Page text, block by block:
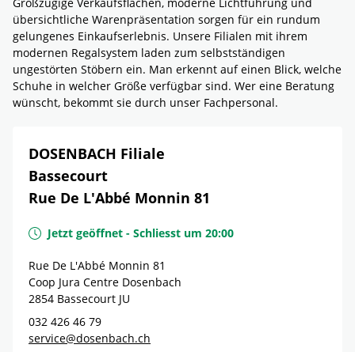
übersichtliche Warenpräsentation sorgen für ein rundum
gelungenes Einkaufserlebnis. Unsere Filialen mit ihrem
modernen Regalsystem laden zum selbstständigen
ungestörten Stöbern ein. Man erkennt auf einen Blick, welche
Schuhe in welcher Größe verfügbar sind. Wer eine Beratung
wünscht, bekommt sie durch unser Fachpersonal.
DOSENBACH Filiale
Bassecourt
Rue De L'Abbé Monnin 81
Jetzt geöffnet - Schliesst um 20:00
Rue De L'Abbé Monnin 81
Coop Jura Centre Dosenbach
2854 Bassecourt JU
032 426 46 79
service@dosenbach.ch